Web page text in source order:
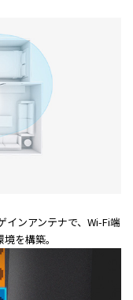
インアンテナで、Wi-Fi端
を構築。